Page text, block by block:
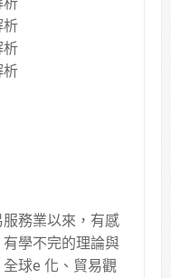
析
析
析
務業以來，有感
學不完的理論與
球e 化、貿易觀